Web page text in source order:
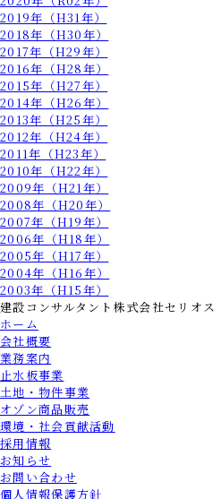
2019年（H31年）
2018年（H30年）
2017年（H29年）
2016年（H28年）
2015年（H27年）
2014年（H26年）
2013年（H25年）
2012年（H24年）
2011年（H23年）
2010年（H22年）
2009年（H21年）
2008年（H20年）
2007年（H19年）
2006年（H18年）
2005年（H17年）
2004年（H16年）
2003年（H15年）
建設コンサルタント 株式会社セリオス
ホーム
会社概要
業務案内
止水板事業
土地・物件事業
オゾン商品販売
環境・社会貢献活動
採用情報
お知らせ
お問い合わせ
個人情報保護方針